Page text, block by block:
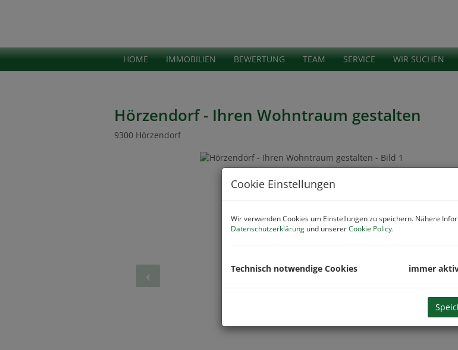
HOME IMMOBILIEN BEWERTUNG TEAM SERVICE WIR SUCHEN
Hörzendorf - Ihren Wohntraum gestalten
9300 Hörzendorf
Cookie Einstellungen
Wir verwenden Cookies um Einstellungen zu speichern. Nähere
Datenschutzerklärung und unsererCookie Policy.
Technisch notwendige Cookies immer